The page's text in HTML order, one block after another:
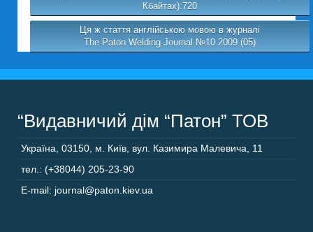
Кбайтах):720
Ця ж стаття англійською мовою в журналі
The Paton Welding Journal №10 2009 (05)
“Видавничий дім “Патон” ТОВ
Україна 03150 м. Київ, вул. Казимира Малевича, 11
тел.: (+38044) 205-23-90
E-mail: journal@paton.kiev.ua